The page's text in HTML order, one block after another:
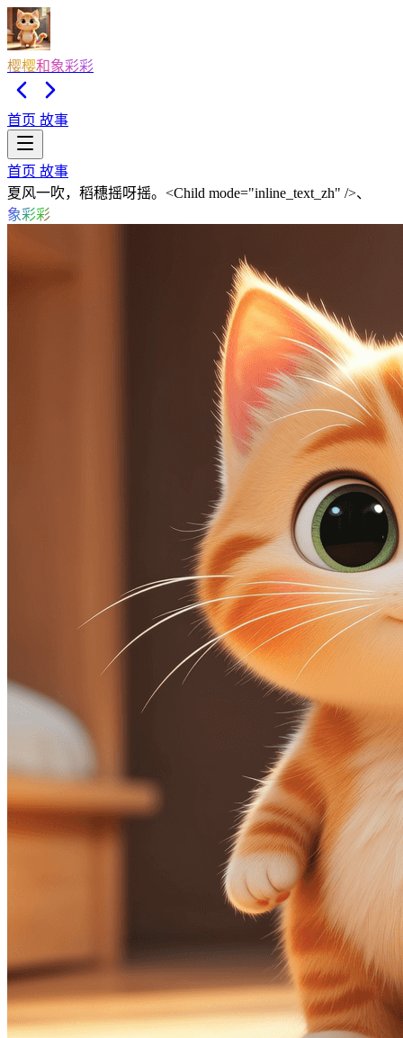
樱樱和象彩彩
首页 故事
首页 故事
夏风一吹，稻穗摇呀摇。<Child mode="inline_text_zh" />、
象彩彩